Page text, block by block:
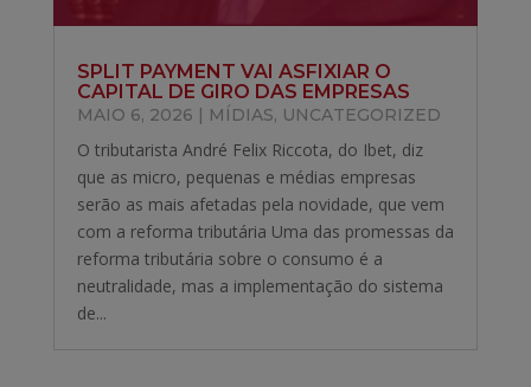
SPLIT PAYMENT VAI ASFIXIAR O
CAPITAL DE GIRO DAS EMPRESAS
MAIO 6, 2026 MÍDIAS, UNCATEGORIZED
O tributarista André Felix Riccota, do Ibet, diz
que as micro, pequenas e médias empresas
serão as mais afetadas pela novidade, que vem
com a reforma tributária Uma das promessas da
reforma tributária sobre o consumo é a
neutralidade, mas a implementação do sistema
de...